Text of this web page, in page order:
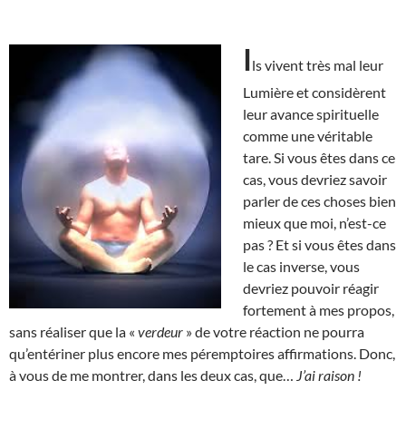
Ils vivent très mal leur
Lumière et considèrent
leur avance spirituelle
comme une véritable
tare. Si vous êtes dans ce
cas, vous devriez savoir
parler de ces choses bien
mieux que moi, n’est-ce
pas ? Et si vous êtes dans
le cas inverse, vous
devriez pouvoir réagir
fortement à mes propos,
sans réaliser que la « verdeur » de votre réaction ne pourra
qu’entériner plus encore mes péremptoires affirmations. Donc,
à vous de me montrer, dans les deux cas, que…
J’ai raison !